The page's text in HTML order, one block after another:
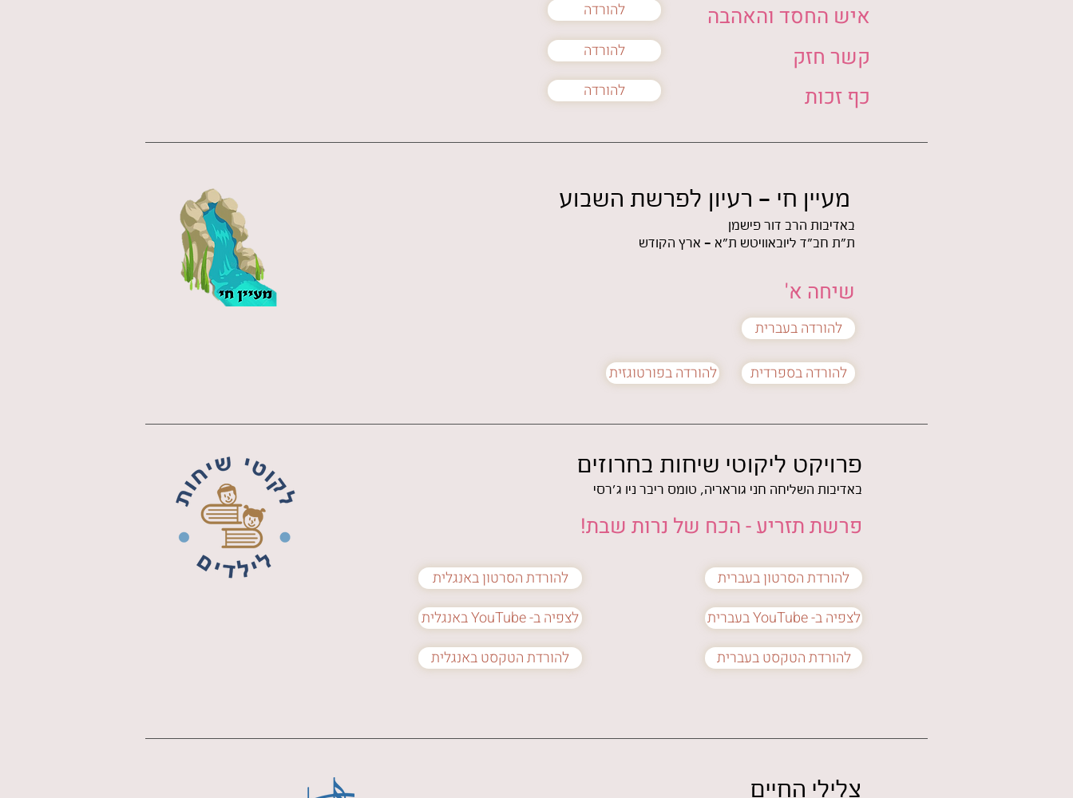
להורדה איש החסד והאהבה
להורדה קשר חזק
להורדה כף זכות
מעיין חי - רעיון לפרשת השבוע
באדיבות הרב דור פישמן
ת"ת חב"ד ליובאוויטש ת"א - ארץ הקודש
שיחה א'
להורדה בעברית
להורדה בפורטוגזית להורדה בספרדית
פרויקט ליקוטי שיחות בחרוזים
באדיבות השליחה חני גוראריה, טומס ריבר ניו ג'רסי
פרשת תזריע - הכח של נרות שבת!
להורדת הסרטון באנגלית
באנגלית YouTube -לצפיה ב
להורדת הטקסט באנגלית
להורדת הסרטון בעברית
בעברית YouTube -לצפיה ב
להורדת הטקסט בעברית
צלילי החיים